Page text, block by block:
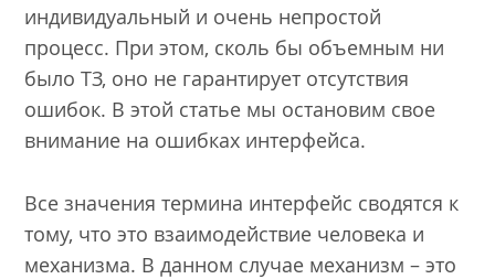
индивидуальный и очень непростой
процесс. При этом, сколь бы объемным ни
было ТЗ, оно не гарантирует отсутствия
ошибок. В этой статье мы остановим свое
внимание на ошибках интерфейса.
Все значения термина интерфейс сводятся к
тому, что это взаимодействие человека и
механизма. В данном случае механизм – это